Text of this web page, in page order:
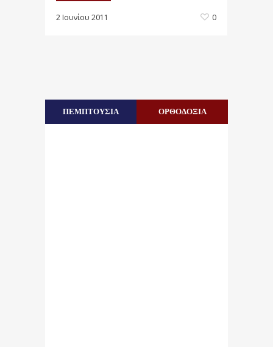
2 Ιουνίου 2011 0
ΠΕΜΠΤΟΥΣΙΑ ΟΡΘΟΔΟΞΙΑ